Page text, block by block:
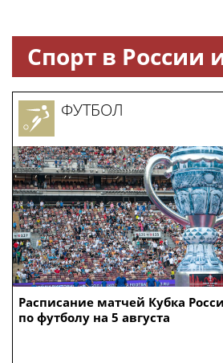
Спорт в России
Расписание матчей Кубка
по футболу на 5 августа
ФУТБОЛ